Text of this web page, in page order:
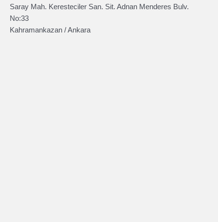
Saray Mah. Keresteciler San. Sit. Adnan Menderes Bulv.
No:33
Kahramankazan / Ankara